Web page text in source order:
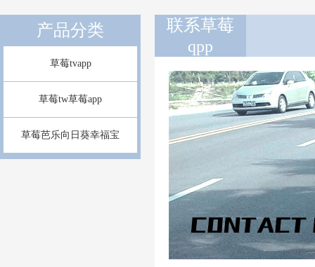
产品分类
草莓tvapp
草莓tw草莓app
草莓芭乐向日葵幸福宝
联系草莓
qpp